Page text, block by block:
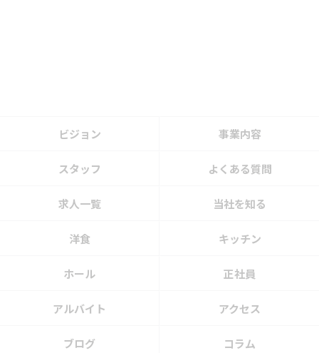
ビジョン 事業内容
スタッフ よくある質問
求人一覧 当社を知る
洋食 キッチン
ホール 正社員
アルバイト アクセス
ブログ コラム